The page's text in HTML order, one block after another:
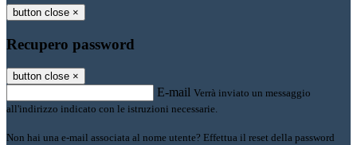
button close ×
Recupero password
button close ×
E-mail Verrà inviato un messaggio
all'indirizzo indicato con le istruzioni necessarie.
Non hai una e-mail associata al nome utente? Effettua il reset della password